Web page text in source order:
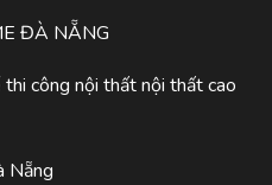
ĐÀ NẴNG
công nội thất nội thất cao
Nẵng